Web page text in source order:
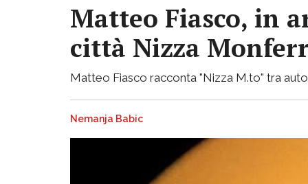
Matteo Fiasco, in
città Nizza
Matteo Fiasco racconta "Nizza M.to" tra
Nemanja Babic